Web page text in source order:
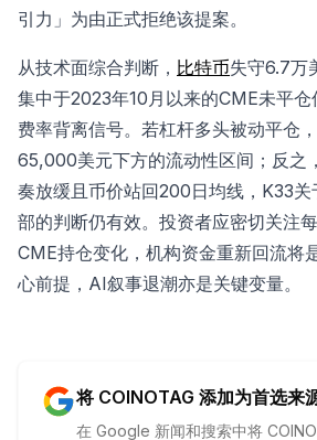
引力」为由正式拒绝该提案。
从技术面综合判断， 比特币失守6.7万
集中于2023年10月以来的CME未平
费率背离信号。若杠杆多头被动平仓
65,000美元下方的流动性区间；反之
奏放缓且币价站回200日均线，K33
部的判断仍有效。投资者应密切关注
CME持仓变化，机构资金重新回流将
心前提，AI叙事退潮亦是关键变量。
将 COINOTAG 添加为首选来
在 Google 新闻和搜索中将